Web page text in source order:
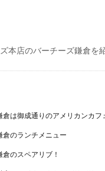
本店のバーチーズ鎌倉を
倉は御成通りのアメリカンカフ
倉のランチメニュー
のスペアリブ！